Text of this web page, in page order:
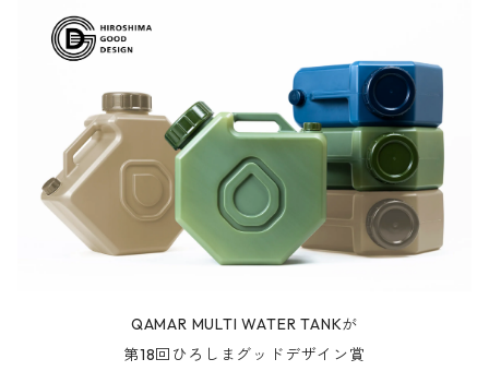
QAMAR MULTI WATER TANKが
第18回ひろしまグッドデザイン賞